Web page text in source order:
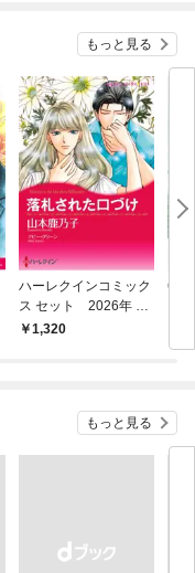
もっと見る
ハーレクインコミック
ス セット 2026年 vo
l.852
1,320
60
もっと見る